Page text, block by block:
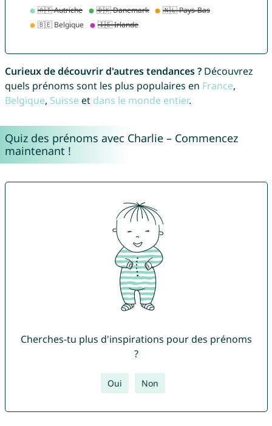
Curieux de découvrir d'autres tendances ?Découvrez
quels prénoms sont les plus populaires en France,
Belgique, Suisse et dans le monde entier.
Quiz des prénoms avec Charlie – Commencez
maintenant !
Cherches-tu plus d'inspirations pour des prénoms
?
Oui Non